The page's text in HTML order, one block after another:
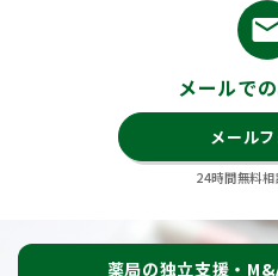
メールで
メール
24時間無料相
薬局の独立支援・